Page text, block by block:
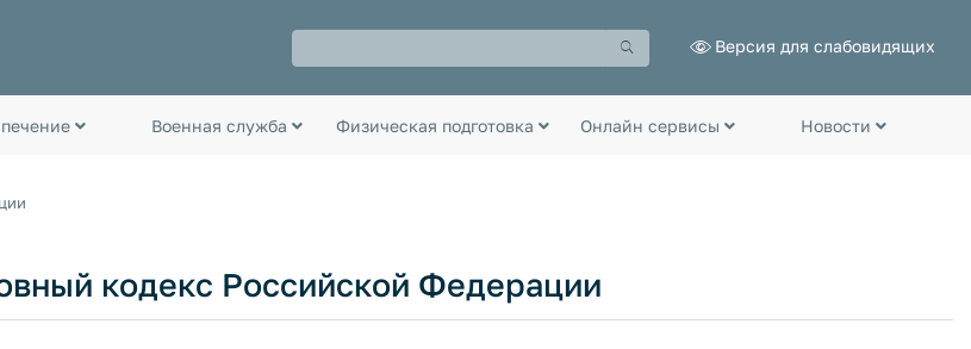
Версия для слабовидящих
Военная служба Физическая подготовка Онлайн сервисы Новости
кодекс Российской Федерации